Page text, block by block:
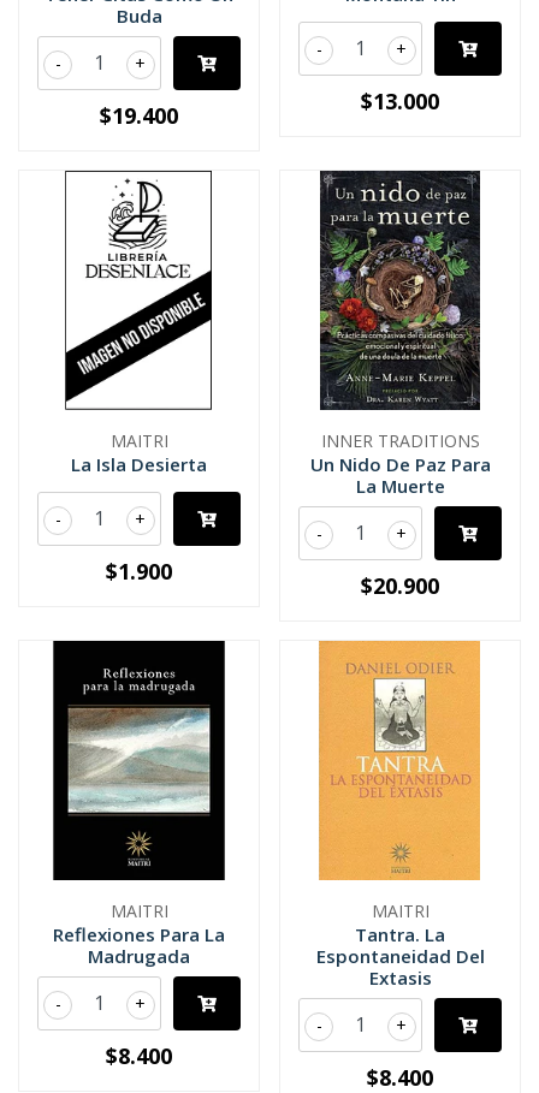
Buda
+
-
$19.400
+
-
$13.000
MAITRI
La Isla Desierta
+
-
$1.900
INNER TRADITIONS
Un Nido De Paz Para
La Muerte
+
-
$20.900
MAITRI
Reflexiones Para La
Madrugada
+
-
$8.400
MAITRI
Tantra. La
Espontaneidad Del
Extasis
+
-
$8.400